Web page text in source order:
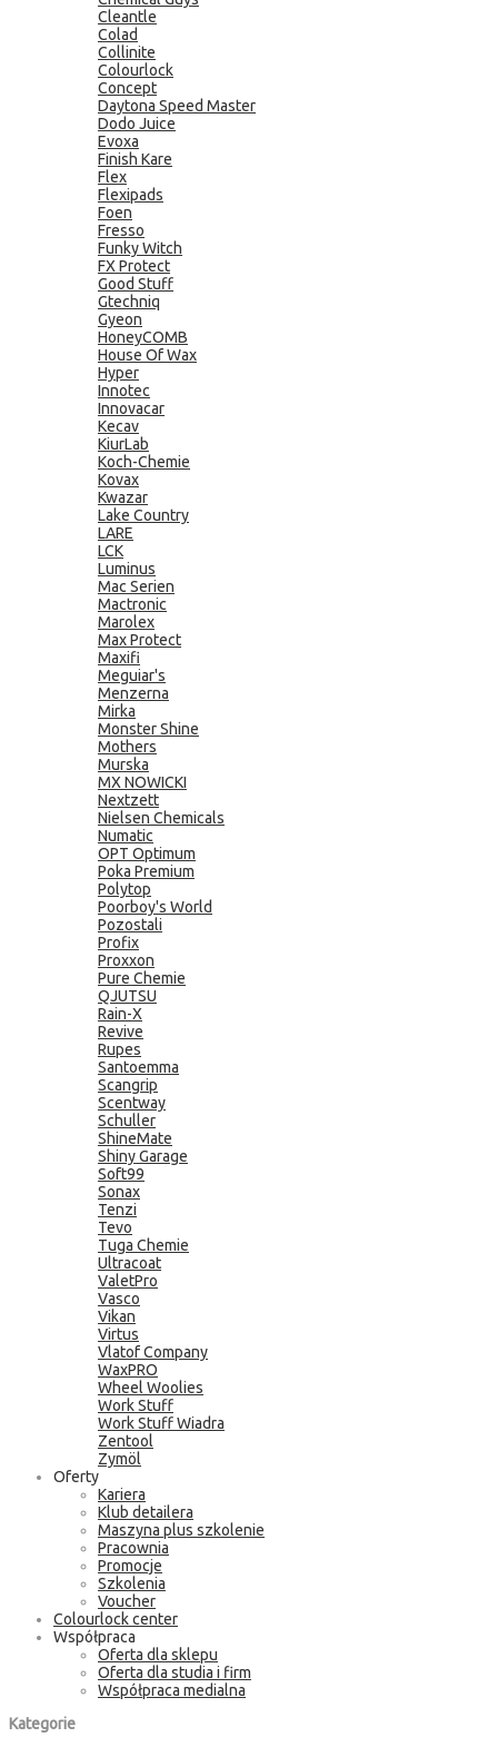
Cleantle
Colad
Collinite
Colourlock
Concept
Daytona Speed Master
Dodo Juice
Evoxa
Finish Kare
Flex
Flexipads
Foen
Fresso
Funky Witch
FX Protect
Good Stuff
Gtechniq
Gyeon
HoneyCOMB
House Of Wax
Hyper
Innotec
Innovacar
Kecav
KiurLab
Koch-Chemie
Kovax
Kwazar
Lake Country
LARE
LCK
Luminus
Mac Serien
Mactronic
Marolex
Max Protect
Maxifi
Meguiar's
Menzerna
Mirka
Monster Shine
Mothers
Murska
MX NOWICKI
Nextzett
Nielsen Chemicals
Numatic
OPT Optimum
Poka Premium
Polytop
Poorboy's World
Pozostali
Profix
Proxxon
Pure Chemie
QJUTSU
Rain-X
Revive
Rupes
Santoemma
Scangrip
Scentway
Schuller
ShineMate
Shiny Garage
Soft99
Sonax
Tenzi
Tevo
Tuga Chemie
Ultracoat
ValetPro
Vasco
Vikan
Virtus
Vlatof Company
WaxPRO
Wheel Woolies
Work Stuff
Work Stuff Wiadra
Zentool
Zymöl
Oferty
Kariera
Klub detailera
Maszyna plus szkolenie
Pracownia
Promocje
Szkolenia
Voucher
Colourlock center
Współpraca
Oferta dla sklepu
Oferta dla studia i firm
Współpraca medialna
Kategorie